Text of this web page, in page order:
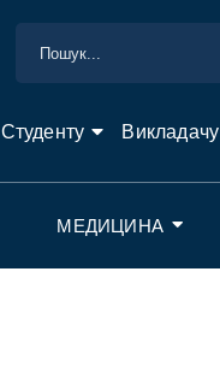
Студенту Викладачу
МЕДИЦИНА